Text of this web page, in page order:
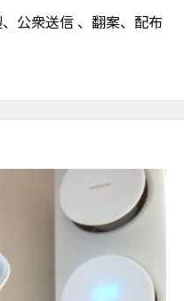
公衆送信 、翻案、配布